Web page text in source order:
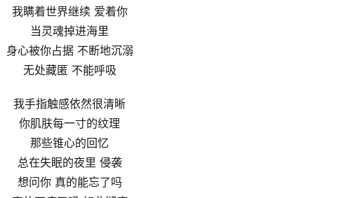
我瞒着世界继续 爱着你
当灵魂掉进海里
身心被你占据 不断地沉溺
无处藏匿 不能呼吸
我手指触感依然很清晰
你肌肤每一寸的纹理
那些锥心的回忆
总在失眠的夜里 侵袭
想问你 真的能忘了吗